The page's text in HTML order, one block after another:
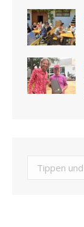
Search: